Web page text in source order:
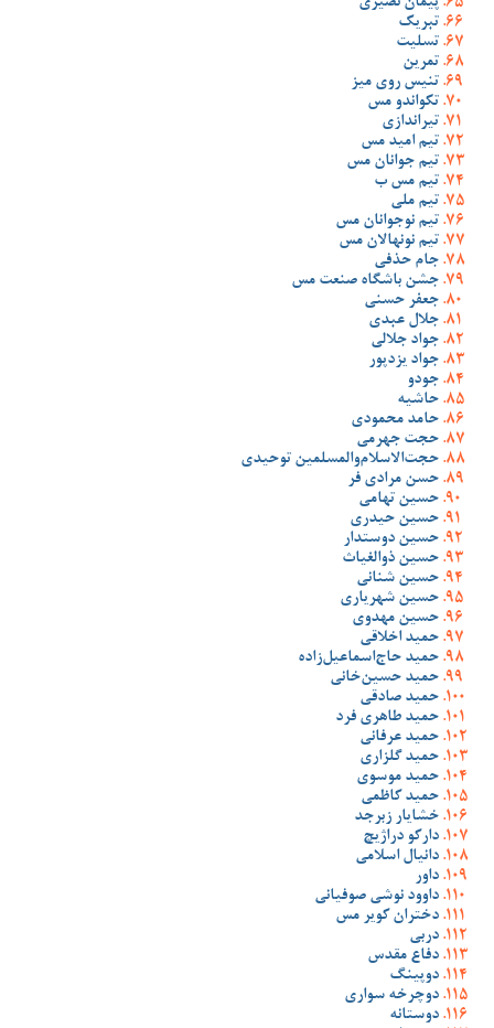
پیمان نصیری
تبریک
تسلیت
تمرین
تنیس روی میز
تکواندو مس
تیراندازی
تیم امید مس
تیم جوانان مس
تیم مس ب
تیم ملی
تیم نوجوانان مس
تیم نونهالان مس
جام حذفی
جشن باشگاه صنعت مس
جعفر حسنی
جلال عبدی
جواد جلالی
جواد یزدپور
جودو
حاشیه
حامد محمودی
حجت جهرمی
حجت‌الاسلام‌والمسلمین توحیدی
حسن مرادی فر
حسین تهامی
حسین حیدری
حسین دوستدار
حسین ذوالغیاث
حسین شنانی
حسین شهریاری
حسین مهدوی
حمید اخلاقی
حمید حاج‌اسماعیل‌زاده
حمید حسین‌خانی
حمید صادقی
حمید طاهری فرد
حمید عرفانی
حمید گلزاری
حمید موسوی
حمید کاظمی
خشایار زبرجد
دارکو دراژیچ
دانیال اسلامی
داور
داوود نوشی صوفیانی
دختران کویر مس
دربی
دفاع مقدس
دوپینگ
دوچرخه سواری
دوستانه